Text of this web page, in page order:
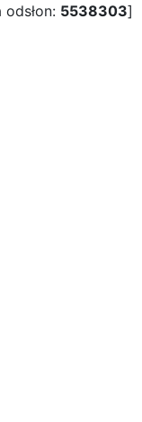
5538303]